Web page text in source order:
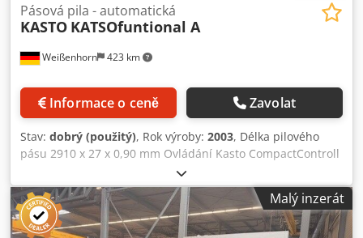
Weißenhorn 423 km
Pásová pila - automatická
KASTO KATSOfuntional A
Informace o ceně Zavolat
Stav: dobrý (použitý), Rok výroby: 2003, Délka pilového
pásu 2910 x 27 x 0,90 mm Ovládání Kasto CompactControll
Řezný rozsah při 90°: kruhový 260 mm Řezný rozsah při
90°: plochý 300 x 260 mm Řezný rozsah při 90°: čtvercový
260 x 260 mm Dcjdpezgxf Nofx Aipek Řezný rozsah při 45°:
kruhový 200 mm Řezný rozsah při 60°: kruhový 165 mm
Malý inzerát